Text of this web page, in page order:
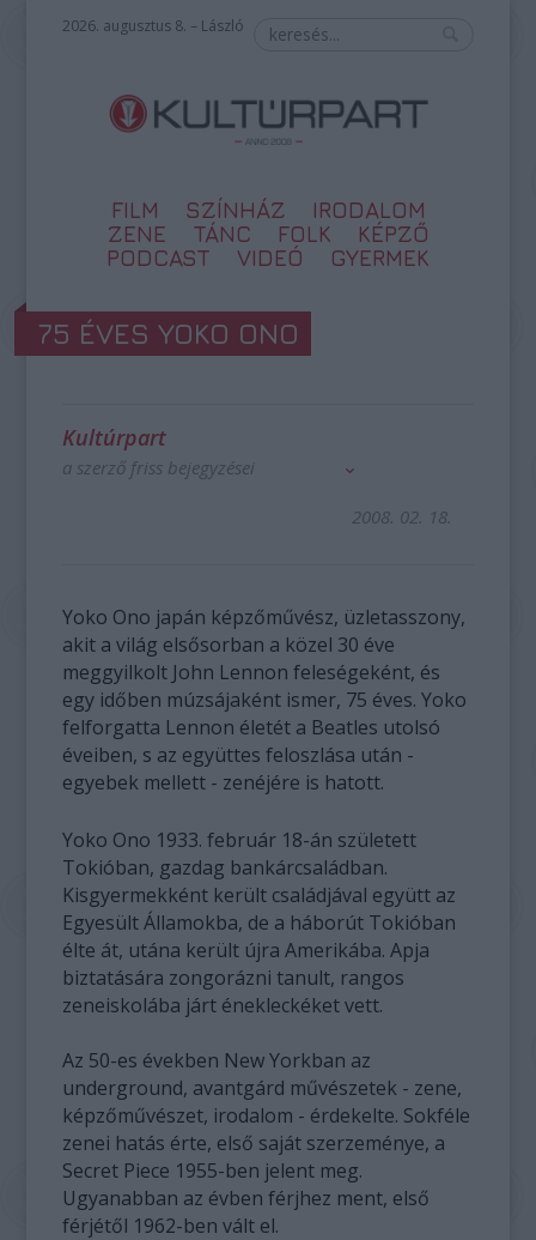
2026. augusztus 8. – László
FILM SZÍNHÁZ
IRODALOM
ZENE
TÁNC FOLK
KÉPZŐ
PODCAST
VIDEÓ GYERMEK
75 ÉVES YOKO ONO
Kultúrpart
a szerző friss bejegyzései
2008. 02. 18.
Yoko Ono japán képzőművész, üzletasszony,
akit a világ elsősorban a közel 30 éve
meggyilkolt John Lennon feleségeként, és
egy időben múzsájaként ismer, 75 éves. Yoko
felforgatta Lennon életét a Beatles utolsó
éveiben, s az együttes feloszlása után -
egyebek mellett - zenéjére is hatott.
Yoko Ono 1933. február 18-án született
Tokióban, gazdag bankárcsaládban.
Kisgyermekként került családjával együtt az
Egyesült Államokba, de a háborút Tokióban
élte át, utána került újra Amerikába. Apja
biztatására zongorázni tanult, rangos
zeneiskolába járt énekleckéket vett.
Az 50-es években New Yorkban az
underground, avantgárd művészetek - zene,
képzőművészet, irodalom - érdekelte. Sokféle
zenei hatás érte, első saját szerzeménye, a
Secret Piece 1955-ben jelent meg.
Ugyanabban az évben férjhez ment, első
férjétől 1962-ben vált el.